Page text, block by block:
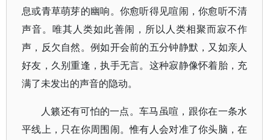
息或青草萌芽的幽响。你愈听得见喧闹，你愈听不清
声音。唯其人类如此善闹，所以人类相聚而寂不作
声，反欠自然。例如开会前的五分钟静默，又如亲人
好友，久别重逢，执手无言。这种寂静像怀着胎，充
满了未发出的声音的隐动。
人籁还有可怕的一点。车马虽喧，跟你在一条水
平线上，只在你周围闹。惟有人会对准了你头脑，在